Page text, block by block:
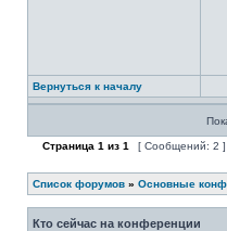
Вернуться к началу
Страница 1 из 1 [ Сообщений: 2 ]
Список форумов » Основные
Кто сейчас на конференции